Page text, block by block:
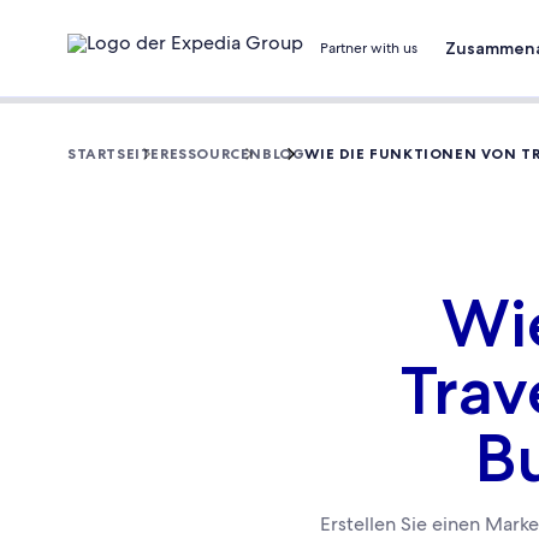
Partner with us
STARTSEITE RESSOURCEN BLOGWIE DIE FUNKTIONEN VON
Erstellen Sie einen